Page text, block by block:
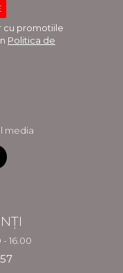
cu promotiile
Politica de
media
16.00